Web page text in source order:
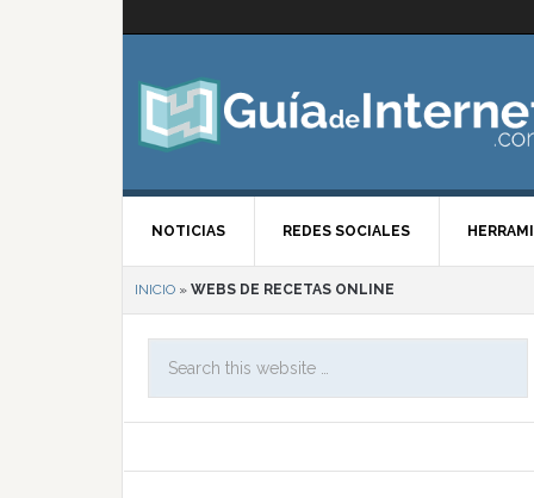
NOTICIAS REDES SOCIALES
INICIO » WEBS DE RECETAS ONLINE